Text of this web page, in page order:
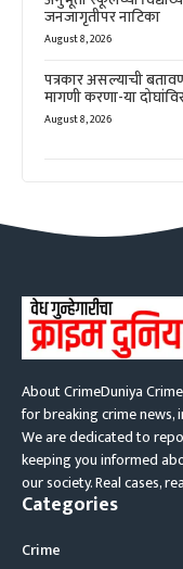
जनजागृतीपर नाटिका
August 8, 2026
पत्रकार असल्याची
मागणी करणा-या
August 8, 2026
About CrimeDuniya
for breaking crime news,
We are dedicated to
keeping you informed
our society. Real cases,
Categories
Crime